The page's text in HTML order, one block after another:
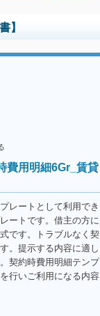
】
費用明細6Gr_賃貸
レートとして利用でき
ートです。借主の方に
です。トラブルなく契
。提示する内容に適し
契約時費用明細テンプ
行いご利用になる内容